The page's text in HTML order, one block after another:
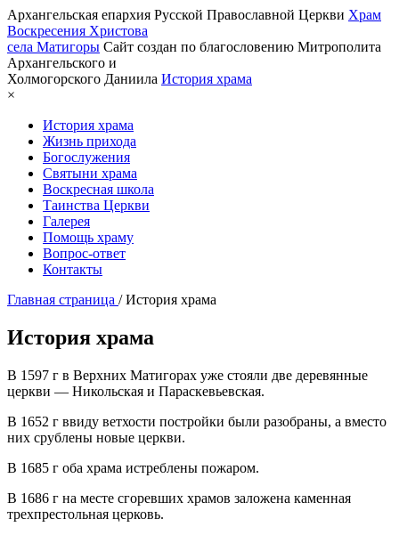
Архангельская епархия Русской Православной Церкви Храм
Воскресения Христова
села Матигоры Сайт создан по благословению Митрополита
Архангельского и
Холмогорского Даниила История храма
×
История храма
Жизнь прихода
Богослужения
Святыни храма
Воскресная школа
Таинства Церкви
Галерея
Помощь храму
Вопрос-ответ
Контакты
Главная страница /История храма
История храма
В 1597 г в Верхних Матигорах уже стояли две деревянные
церкви — Никольская и Параскевьевская.
В 1652 г ввиду ветхости постройки были разобраны, а вместо
них срублены новые церкви.
В 1685 г оба храма истреблены пожаром.
В 1686 г на месте сгоревших храмов заложена каменная
трехпрестольная церковь.